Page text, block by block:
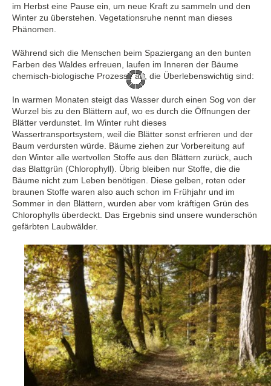
im Herbst eine Pause ein, um neue Kraft zu sammeln und den
Winter zu überstehen. Vegetationsruhe nennt man dieses
Phänomen.
Während sich die Menschen beim Spaziergang an den bunten
Farben des Waldes erfreuen, laufen im Inneren der Bäume
chemisch-biologische Prozesse ab, die Überlebenswichtig sind:
In warmen Monaten steigt das Wasser durch einen Sog von der
Wurzel bis zu den Blättern auf, wo es durch die Öffnungen der
Blätter verdunstet. Im Winter ruht dieses
Wassertransportsystem, weil die Blätter sonst erfrieren und der
Baum verdursten würde. Bäume ziehen zur Vorbereitung auf
den Winter alle wertvollen Stoffe aus den Blättern zurück, auch
das Blattgrün (Chlorophyll). Übrig bleiben nur Stoffe, die die
Bäume nicht zum Leben benötigen. Diese gelben, roten oder
braunen Stoffe waren also auch schon im Frühjahr und im
Sommer in den Blättern, wurden aber vom kräftigen Grün des
Chlorophylls überdeckt. Das Ergebnis sind unsere wunderschön
gefärbten Laubwälder.